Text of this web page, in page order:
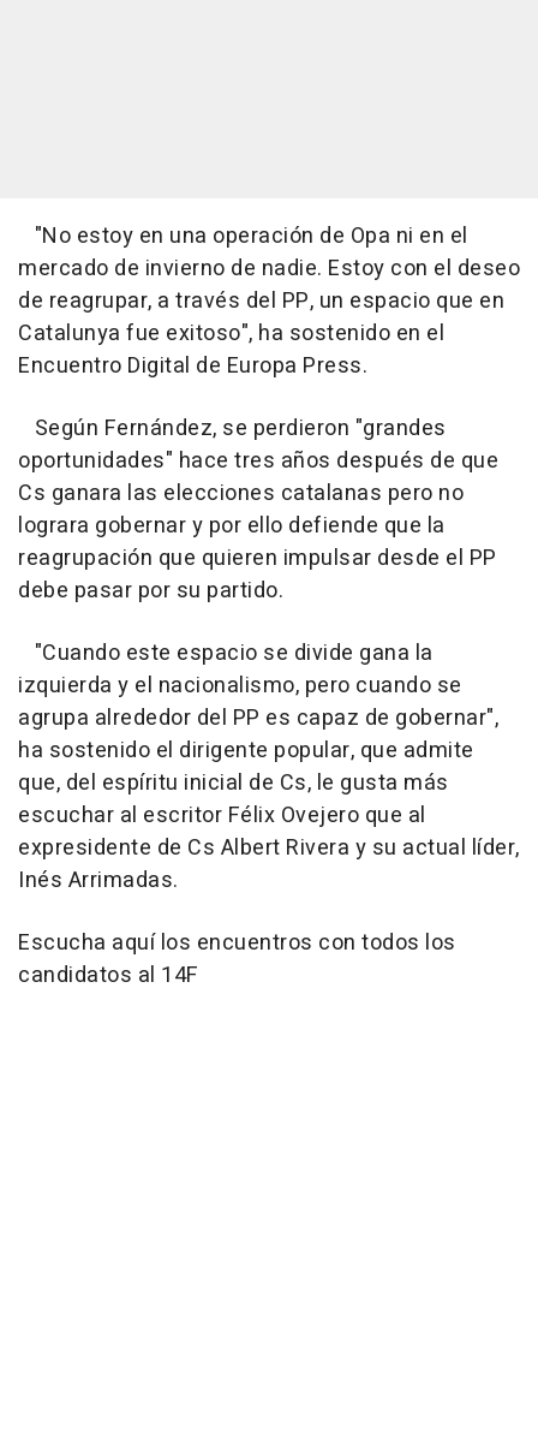
"No estoy en una operación de Opa ni en el
mercado de invierno de nadie. Estoy con el deseo
de reagrupar, a través del PP, un espacio que en
Catalunya fue exitoso", ha sostenido en el
Encuentro Digital de Europa Press.
Según Fernández, se perdieron "grandes
oportunidades" hace tres años después de que
Cs ganara las elecciones catalanas pero no
lograra gobernar y por ello defiende que la
reagrupación que quieren impulsar desde el PP
debe pasar por su partido.
"Cuando este espacio se divide gana la
izquierda y el nacionalismo, pero cuando se
agrupa alrededor del PP es capaz de gobernar",
ha sostenido el dirigente popular, que admite
que, del espíritu inicial de Cs, le gusta más
escuchar al escritor Félix Ovejero que al
expresidente de Cs Albert Rivera y su actual líder,
Inés Arrimadas.
Escucha aquí los encuentros con todos los
candidatos al 14F